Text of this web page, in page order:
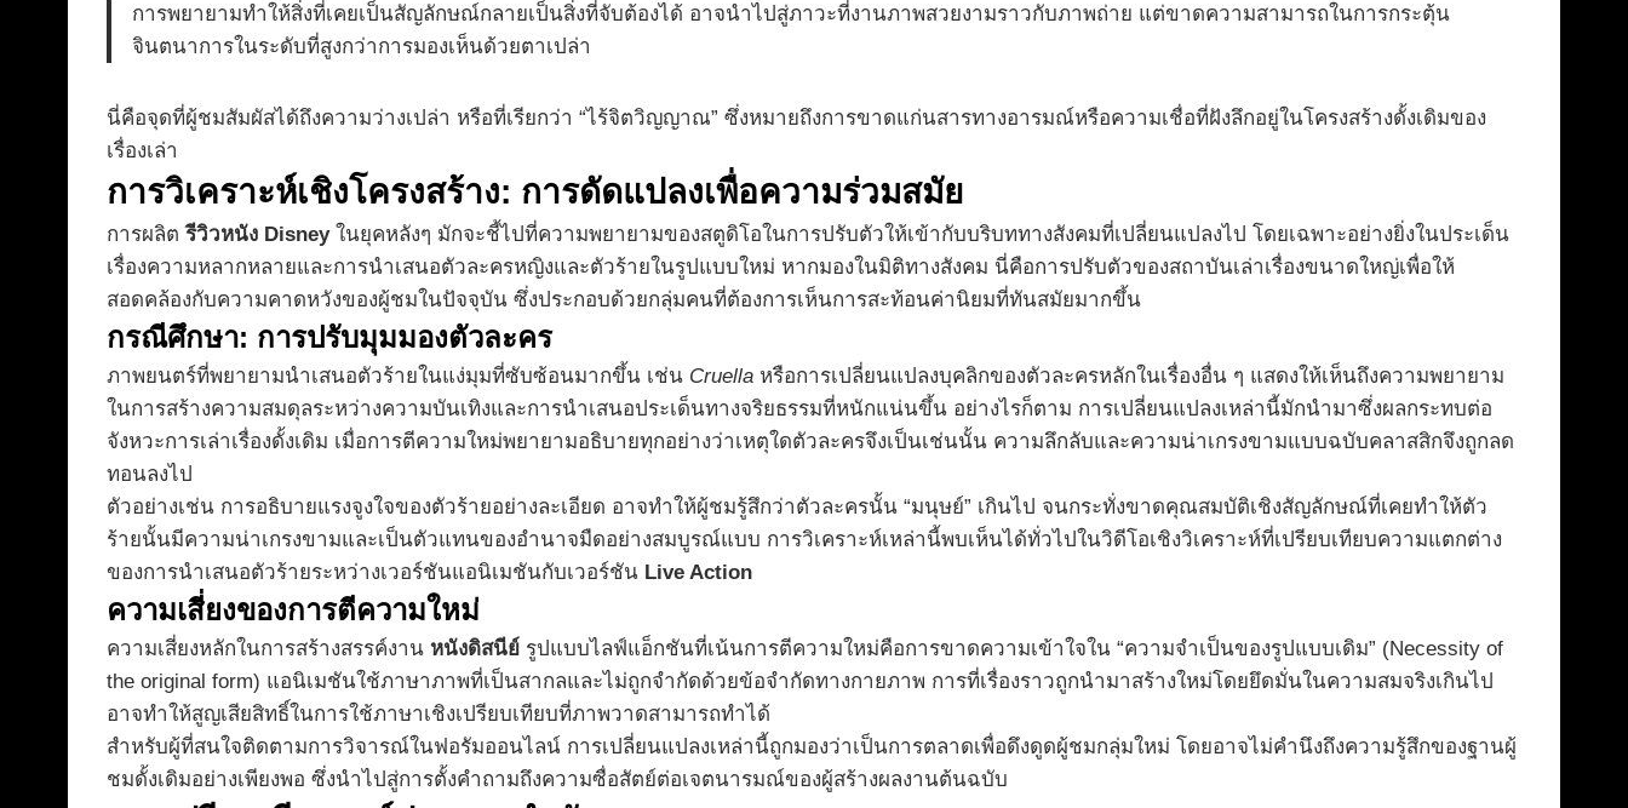
การพยายามทำให้สิ่งที่เคยเป็นสัญลักษณ์กลายเป็นสิ่งที่จับต้องได้ อาจนำไปสู่ภาวะที่งานภาพสวยงามราวกับภาพถ่าย แต่ขาดความสามารถในการกระตุ้น
จินตนาการในระดับที่สูงกว่าการมองเห็นด้วยตาเปล่า
นี่คือจุดที่ผู้ชมสัมผัสได้ถึงความว่างเปล่า หรือที่เรียกว่า “ไร้จิตวิญญาณ” ซึ่งหมายถึงการขาดแก่นสารทางอารมณ์หรือความเชื่อที่ฝังลึกอยู่ในโครงสร้างดั้งเดิมของ
เรื่องเล่า
การวิเคราะห์เชิงโครงสร้าง: การดัดแปลงเพื่อความร่วมสมัย
การผลิตรีวิวหนัง Disneyในยุคหลังๆ มักจะชี้ไปที่ความพยายามของสตูดิโอในการปรับตัวให้เข้ากับบริบททางสังคมที่เปลี่ยนแปลงไป โดยเฉพาะอย่างยิ่งในประเด็น
เรื่องความหลากหลายและการนำเสนอตัวละครหญิงและตัวร้ายในรูปแบบใหม่ หากมองในมิติทางสังคม นี่คือการปรับตัวของสถาบันเล่าเรื่องขนาดใหญ่เพื่อให้
สอดคล้องกับความคาดหวังของผู้ชมในปัจจุบัน ซึ่งประกอบด้วยกลุ่มคนที่ต้องการเห็นการสะท้อนค่านิยมที่ทันสมัยมากขึ้น
กรณีศึกษา: การปรับมุมมองตัวละคร
ภาพยนตร์ที่พยายามนำเสนอตัวร้ายในแง่มุมที่ซับซ้อนมากขึ้น เช่น Cruella หรือการเปลี่ยนแปลงบุคลิกของตัวละครหลักในเรื่องอื่น ๆ แสดงให้เห็นถึงความพยายาม
ในการสร้างความสมดุลระหว่างความบันเทิงและการนำเสนอประเด็นทางจริยธรรมที่หนักแน่นขึ้น อย่างไรก็ตาม การเปลี่ยนแปลงเหล่านี้มักนำมาซึ่งผลกระทบต่อ
จังหวะการเล่าเรื่องดั้งเดิม เมื่อการตีความใหม่พยายามอธิบายทุกอย่างว่าเหตุใดตัวละครจึงเป็นเช่นนั้น ความลึกลับและความน่าเกรงขามแบบฉบับคลาสสิกจึงถูกลด
ทอนลงไป
ตัวอย่างเช่น การอธิบายแรงจูงใจของตัวร้ายอย่างละเอียด อาจทำให้ผู้ชมรู้สึกว่าตัวละครนั้น “มนุษย์” เกินไป จนกระทั่งขาดคุณสมบัติเชิงสัญลักษณ์ที่เคยทำให้ตัว
ร้ายนั้นมีความน่าเกรงขามและเป็นตัวแทนของอำนาจมืดอย่างสมบูรณ์แบบ การวิเคราะห์เหล่านี้พบเห็นได้ทั่วไปในวิดีโอเชิงวิเคราะห์ที่เปรียบเทียบความแตกต่าง
ของการนำเสนอตัวร้ายระหว่างเวอร์ชันแอนิเมชันกับเวอร์ชัน Live Action
ความเสี่ยงของการตีความใหม่
ความเสี่ยงหลักในการสร้างสรรค์งาน หนังดิสนีย์ รูปแบบไลฟ์แอ็กชันที่เน้นการตีความใหม่คือการขาดความเข้าใจใน “ความจำเป็นของรูปแบบเดิม” (Necessity of
the original form) แอนิเมชันใช้ภาษาภาพที่เป็นสากลและไม่ถูกจำกัดด้วยข้อจำกัดทางกายภาพ การที่เรื่องราวถูกนำมาสร้างใหม่โดยยึดมั่นในความสมจริงเกินไป
อาจทำให้สูญเสียสิทธิ์ในการใช้ภาษาเชิงเปรียบเทียบที่ภาพวาดสามารถทำได้
สำหรับผู้ที่สนใจติดตามการวิจารณ์ในฟอรัมออนไลน์ การเปลี่ยนแปลงเหล่านี้ถูกมองว่าเป็นการตลาดเพื่อดึงดูดผู้ชมกลุ่มใหม่ โดยอาจไม่คำนึงถึงความรู้สึกของฐานผู้
ชมดั้งเดิมอย่างเพียงพอ ซึ่งนำไปสู่การตั้งคำถามถึงความซื่อสัตย์ต่อเจตนารมณ์ของผู้สร้างผลงานต้นฉบับ